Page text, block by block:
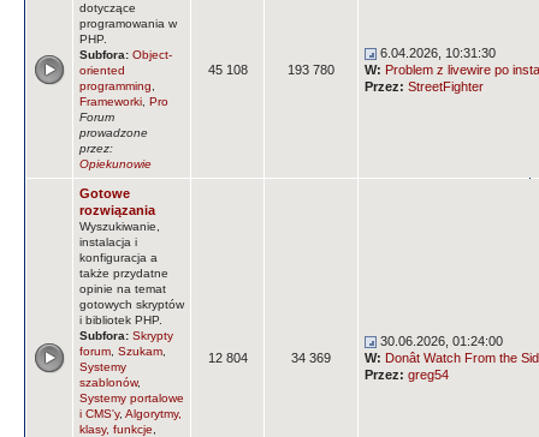
dotyczące
programowania w
PHP.
Subfora: Object-
oriented
programming
Frameworki Pro
Forum
prowadzone
przez:
Opiekunowie
45 108 193 780
6.04.2026, 10:31:30
W: Problem z livewire po
Przez: StreetFighter
Gotowe
rozwiązania
Wyszukiwanie,
instalacja i
konfiguracja a
także przydatne
opinie na temat
gotowych skryptów
i bibliotek PHP.
Subfora: Skrypty
forum Szukam
Systemy
szablonów,
Systemy portalowe
i CMS'y, Algorytmy,
klasy, funkcje
12 804 34 369
30.06.2026, 01:24:00
W: Donât Watch From the
Przez: greg54